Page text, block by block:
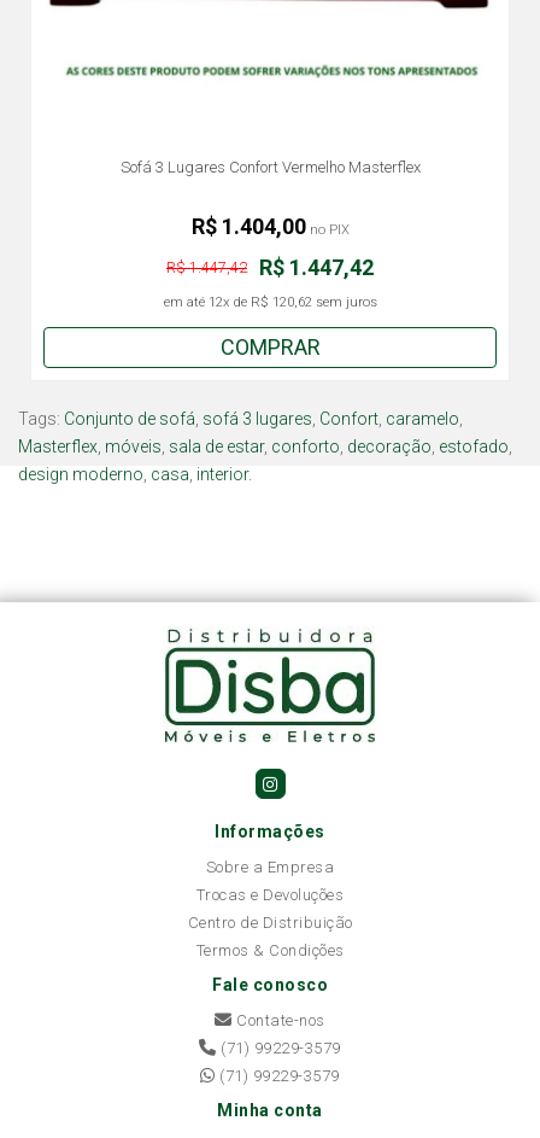
Sofá 3 Lugares Confort Vermelho Masterflex
R$ 1.447,42
R$ 1.447,42
em até 12x de R$ 120,62sem juros
R$ 1.404,00no PIX
COMPRAR
Tags: Conjunto de sofá sofá 3 lugares Confort caramelo
Masterflex móveis sala de estar, conforto decoração estofado
design moderno casa interior.
Informações
Sobre a Empresa
Trocas e Devoluções
Centro de Distribuição
Termos & Condições
Fale conosco
Contate-nos
(71) 99229-3579
(71) 99229-3579
Minha conta